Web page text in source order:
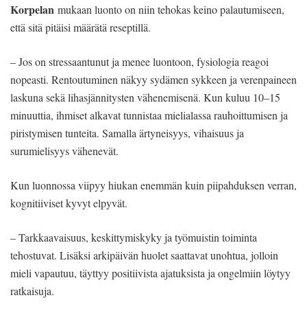
Korpelan mukaan luonto on niin tehokas keino palautumiseen,
että sitä pitäisi määrätä reseptillä.
– Jos on stressaantunut ja menee luontoon, fysiologia reagoi
nopeasti. Rentoutuminen näkyy sydämen sykkeen ja verenpaineen
laskuna sekä lihasjännitysten vähenemisenä. Kun kuluu 10–15
minuuttia, ihmiset alkavat tunnistaa mielialassa rauhoittumisen ja
piristymisen tunteita. Samalla ärtyneisyys, vihaisuus ja
surumielisyys vähenevät.
Kun luonnossa viipyy hiukan enemmän kuin piipahduksen verran,
kognitiiviset kyvyt elpyvät.
– Tarkkaavaisuus, keskittymiskyky ja työmuistin toiminta
tehostuvat. Lisäksi arkipäivän huolet saattavat unohtua, jolloin
mieli vapautuu, täyttyy positiivista ajatuksista ja ongelmiin löytyy
ratkaisuja.